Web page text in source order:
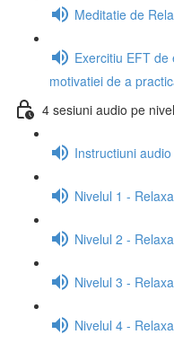
Meditatie de
Exercitiu EFT
motivatiei de a
4 sesiuni audio pe
Instructiuni
Nivelul 1 -
Nivelul 2 -
Nivelul 3 -
Nivelul 4 -